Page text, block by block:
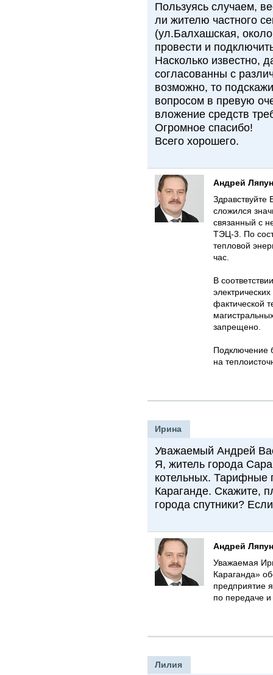
Пользуясь случаем,
ли жителю частного
(ул.Балхашская,
провести и
Насколько известно,
согласованны с
возможно, то
вопросом в превую
вложение средств
Огромное спасибо!
Всего хорошего.
Андрей
Здравствуйте
сложился
связанный с
ТЭЦ-3. По
тепловой
час.
В
фактической
запрещено.
Подключение
на
Ирина
Уважаемый Андрей
Я, житель города
котельных. Тарифные
Караганде. Скажите,
города спутники?
Андрей
Уважаемая
Караганда»
предприятие
по передаче
Лилия